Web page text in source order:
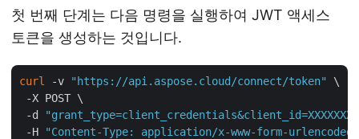
첫 번째 단계는 다음 명령을 실행하여 JWT 액세스
토큰을 생성하는 것입니다.
curl -v "https://api.aspose.cloud/connect/token"
\
-X POST \
-d
"grant_type=client_credentials&client_id=XXXXXXX-
-H
"Content-Type: application/x-www-form-urlencoded"